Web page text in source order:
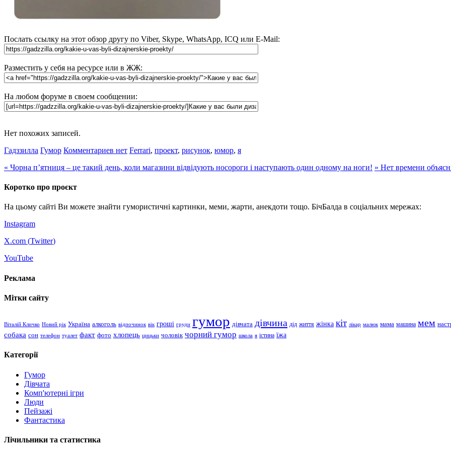
Послать ссылку на этот обзор другу по Viber, Skype, WhatsApp, ICQ или E-Mail:
Разместить у себя на ресурсе или в ЖЖ:
На любом форуме в своем сообщении:
Нет похожих записей.
Гадззилла Гумор Комментариев нет Ferrari, проект, рисунок, юмор, я
« Чорна п’ятниця – це такий день, коли магазини відвідують носороги і наступають один одному на ноги! » Нет времени
Коротко про проєкт
На цьому сайті Ви можете знайти гумористичні картинки, меми, жарти, анекдоти тощо. БічБалда в соціальних мережах:
Instagram
X.com (Twitter)
YouTube
Реклама
Мітки сайту
Віталій Кличко Новий рік Україна алкоголь відпочинок вік гроші груди гумор дівчата дівчина дід життя жінка кіт лікар малюк мама машина мем
собака сон телефон туалет факт фото хлопець цицьки чоловік чорний гумор школа я істина їжа
Категорії
Гумор
Дівчата
Комп'ютерні ігри
Люди
Пейзажі
Фантастика
Лічильники та статистика